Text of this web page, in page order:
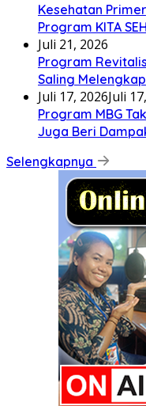
Kesehatan
Program KITA
Juli 21, 2026
Program
Saling
Juli 17, 2026Juli
Program MBG
Juga Beri
Selengkapnya